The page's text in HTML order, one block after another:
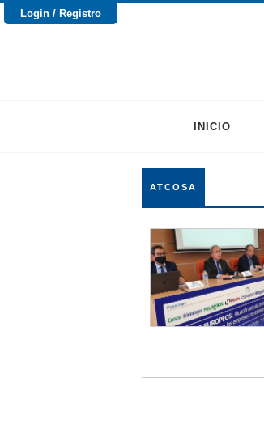
Login / Registro
INICIO
ATCOSA